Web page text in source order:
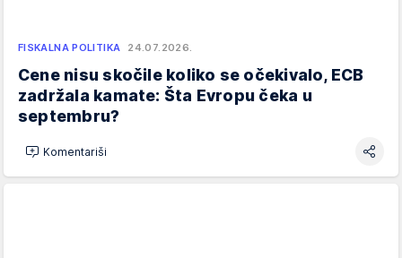
FISKALNA POLITIKA 24.07.2026.
Cene nisu skočile koliko se očekivalo, ECB
zadržala kamate: Šta Evropu čeka u
septembru?
Komentariši